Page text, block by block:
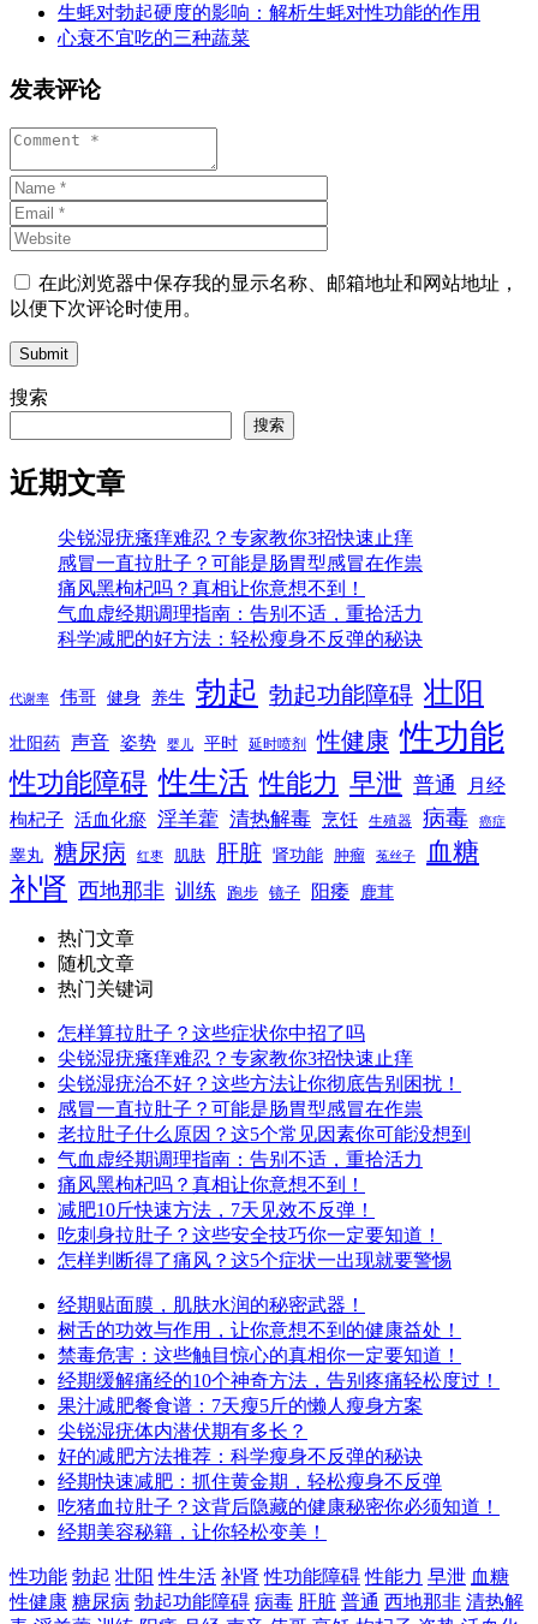
生蚝对勃起硬度的影响：解析生蚝对性功能的作用
心衰不宜吃的三种蔬菜
发表评论
在此浏览器中保存我的显示名称、邮箱地址和网站地址，
以便下次评论时使用。
Submit
搜索
搜索
近期文章
尖锐湿疣瘙痒难忍？专家教你3招快速止痒
感冒一直拉肚子？可能是肠胃型感冒在作祟
痛风黑枸杞吗？真相让你意想不到！
气血虚经期调理指南：告别不适，重拾活力
科学减肥的好方法：轻松瘦身不反弹的秘诀
代谢率 伟哥 健身 养生 勃起 勃起功能障碍 壮阳
壮阳药 声音 姿势 婴儿 平时 延时喷剂 性健康 性功能
性功能障碍 性生活 性能力 早泄 普通 月经
枸杞子 活血化瘀 淫羊藿 清热解毒 烹饪 生殖器 病毒 癌症
睾丸 糖尿病 红枣 肌肤 肝脏 肾功能 肿瘤 菟丝子 血糖
补肾 西地那非 训练 跑步 镜子 阳痿 鹿茸
热门文章
随机文章
热门关键词
怎样算拉肚子？这些症状你中招了吗
尖锐湿疣瘙痒难忍？专家教你3招快速止痒
尖锐湿疣治不好？这些方法让你彻底告别困扰！
感冒一直拉肚子？可能是肠胃型感冒在作祟
老拉肚子什么原因？这5个常见因素你可能没想到
气血虚经期调理指南：告别不适，重拾活力
痛风黑枸杞吗？真相让你意想不到！
减肥10斤快速方法，7天见效不反弹！
吃刺身拉肚子？这些安全技巧你一定要知道！
怎样判断得了痛风？这5个症状一出现就要警惕
经期贴面膜，肌肤水润的秘密武器！
树舌的功效与作用，让你意想不到的健康益处！
禁毒危害：这些触目惊心的真相你一定要知道！
经期缓解痛经的10个神奇方法，告别疼痛轻松度过！
果汁减肥餐食谱：7天瘦5斤的懒人瘦身方案
尖锐湿疣体内潜伏期有多长？
好的减肥方法推荐：科学瘦身不反弹的秘诀
经期快速减肥：抓住黄金期，轻松瘦身不反弹
吃猪血拉肚子？这背后隐藏的健康秘密你必须知道！
经期美容秘籍，让你轻松变美！
性功能 勃起 壮阳 性生活 补肾 性功能障碍 性能力 早泄 血糖
性健康 糖尿病 勃起功能障碍 病毒 肝脏 普通 西地那非 清热解